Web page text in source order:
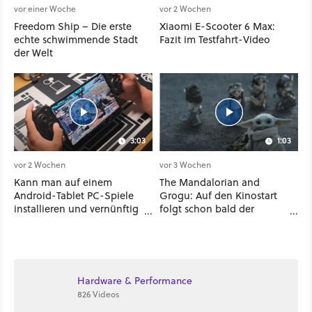
vor einer Woche
Freedom Ship – Die erste
echte schwimmende Stadt
der Welt
vor 2 Wochen
Xiaomi E-Scooter 6 Max:
Fazit im Testfahrt-Video
3:03
vor 2 Wochen
Kann man auf einem
Android-Tablet PC-Spiele
installieren und vernünftig
1:03
vor 3 Wochen
The Mandalorian and
Grogu: Auf den Kinostart
folgt schon bald der
Hardware & Performance
826 Videos